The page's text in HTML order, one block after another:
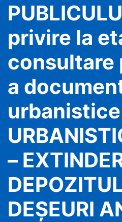
privire la
consultare
a
urbanistice
–
DEȘEURI